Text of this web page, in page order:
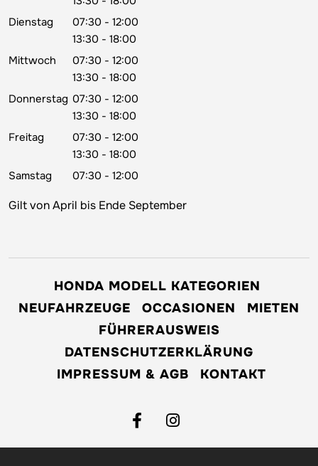
Dienstag
07:30 - 12:00
13:30 - 18:00
Mittwoch
07:30 - 12:00
13:30 - 18:00
Donnerstag 07:30 - 12:00
13:30 - 18:00
Freitag
07:30 - 12:00
13:30 - 18:00
Samstag
07:30 - 12:00
Gilt von April bis Ende September
HONDA MODELL KATEGORIEN
NEUFAHRZEUGE
OCCASIONEN
MIETEN
FÜHRERAUSWEIS
DATENSCHUTZERKLÄRUNG
IMPRESSUM & AGB
KONTAKT